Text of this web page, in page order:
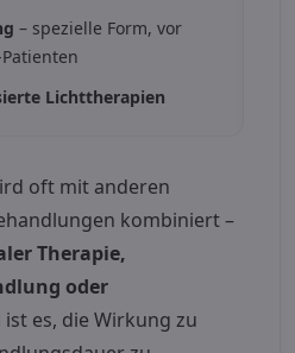
– spezielle Form, vor
Lichttherapien
oft mit anderen
kombiniert –
Therapie,
oder
ist es, die Wirkung zu